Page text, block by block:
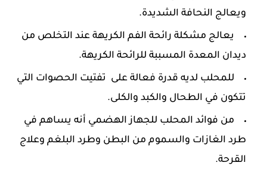
ويعالج النحافة الشديدة.
يعالج مشكلة رائحة الفم الكريهة عند التخلص من
ديدان المعدة المسببة للرائحة الكريهة.
للمحلب لديه قدرة فعالة على تفتيت الحصوات التي
تتكون في الطحال والكبد والكلى.
من فوائد المحلب للجهاز الهضمي أنه يساهم في
طرد الغازات والسموم من البطن وطرد البلغم وعلاج
القرحة.